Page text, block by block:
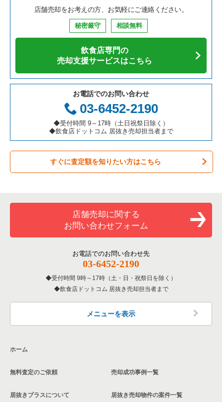
鉄板焼き・お好み焼の居抜き売却物件の案件一覧
カフェの居抜き売却物件の案件一覧
テイクアウトの居抜き売却物件の案件一覧
お弁当・惣菜・デリの居抜き売却物件の案件一覧
カラオケ・パブ・スナックの居抜き売却物件の案件一覧
バーの居抜き売却物件の案件一覧
居酒屋・ダイニングバーの居抜き売却物件の案件一覧
洋食の居抜き売却物件の案件一覧
その他の居抜き売却物件の案件一覧
兵庫県の飲食店の居抜き売却物件の案件一覧
愛知県の飲食店の居抜き売却物件の案件一覧
岐阜県の飲食店の居抜き売却物件の案件一覧
三重県の飲食店の居抜き売却物件の案件一覧
川崎市中原区の飲食店の居抜き売却物件の案件一覧
横浜市南区の飲食店の居抜き売却物件の案件一覧
横浜市港北区の飲食店の居抜き売却物件の案件一覧
横浜市神奈川区の飲食店の居抜き売却物件の案件一覧
横浜市都筑区の飲食店の居抜き売却物件の案件一覧
横浜市西区の飲食店の居抜き売却物件の案件一覧
川崎市宮前区の飲食店の居抜き売却物件の案件一覧
川崎市幸区の飲食店の居抜き売却物件の案件一覧
厚木市の飲食店の居抜き売却物件の案件一覧
中郡の飲食店の居抜き売却物件の案件一覧
三浦郡の飲食店の居抜き売却物件の案件一覧
茅ヶ崎市の飲食店の居抜き売却物件の案件一覧
川崎市麻生区の飲食店の居抜き売却物件の案件一覧
神奈川県のそば・うどんの居抜き売却物件の案件一覧
神奈川県の焼肉の居抜き売却物件の案件一覧
神奈川県の鉄板焼き・お好み焼の居抜き売却物件の案件一覧
神奈川県のアジア料理の居抜き売却物件の案件一覧
神奈川県のカフェの居抜き売却物件の案件一覧
神奈川県のテイクアウトの居抜き売却物件の案件一覧
神奈川県のお弁当・惣菜・デリの居抜き売却物件の案件一覧
神奈川県のバーの居抜き売却物件の案件一覧
神奈川県の居酒屋・ダイニングバーの居抜き売却物件の案件一
神奈川県の専門料理の居抜き売却物件の案件一覧
神奈川県の和食の居抜き売却物件の案件一覧
神奈川県の洋食の居抜き売却物件の案件一覧
鶴見駅の焼肉の居抜き売却物件の案件一覧
鶴見駅のカラオケ・パブ・スナックの居抜き売却物件の案件一
鶴見駅の居酒屋・ダイニングバーの居抜き売却物件の案件一覧
鶴見駅の洋食の居抜き売却物件の案件一覧
鶴見駅のその他の居抜き売却物件の案件一覧
店舗売却をお考えの方、お気軽にご連絡ください。
秘密厳守 相談無料
飲食店専門の
売却支援サービスはこちら
お電話でのお問い合わせ
03-6452-2190
◆受付時間 9～17時（土日祝祭日除く）
◆飲食店ドットコム 居抜き売却担当者まで
すぐに査定額を知りたい方はこちら
店舗売却に関する
お問い合わせフォーム
お電話でのお問い合わせ先
03-6452-2190
受付時間 9時～17時（土・日・祝祭日を除く）
飲食店ドットコム 居抜き売却担当者まで
メニューを表示
ホーム
無料査定のご依頼
居抜きプラスについて
売却成功事例一覧
居抜き売却物件の案件一覧